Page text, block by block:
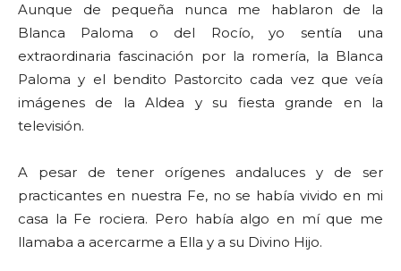
Aunque de pequeña nunca me hablaron de la
Blanca Paloma o del Rocío, yo sentía una
extraordinaria fascinación por la romería, la Blanca
Paloma y el bendito Pastorcito cada vez que veía
imágenes de la Aldea y su fiesta grande en la
televisión.
A pesar de tener orígenes andaluces y de ser
practicantes en nuestra Fe, no se había vivido en mi
casa la Fe rociera. Pero había algo en mí que me
llamaba a acercarme a Ella y a su Divino Hijo.